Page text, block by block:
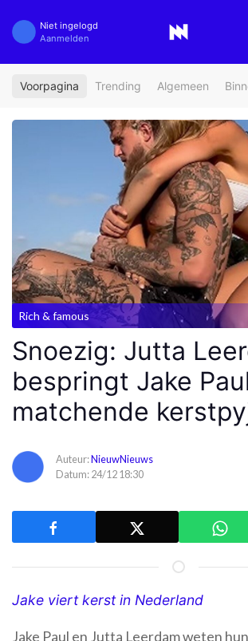
Niet ingelogd
Aanmelden
Voorpagina Trending Algemeen
Rich & famous
Snoezig: Jutta
bespringt Jake
matchende
Auteur:NieuwNieuws
Datum: 24/12 18:30
Jake viert kerst in Nederland
Jake Paul en Jutta Leerdam weten